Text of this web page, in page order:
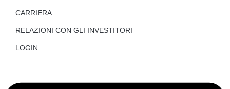
CARRIERA
RELAZIONI CON GLI INVESTITORI
LOGIN